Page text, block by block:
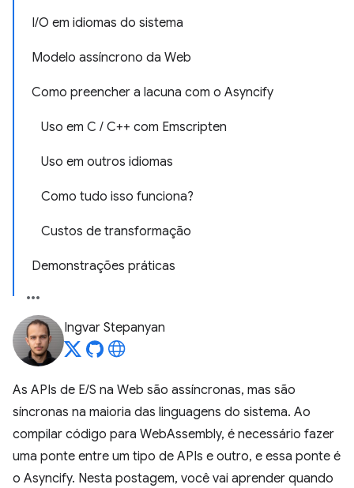
I/O em idiomas do sistema
Modelo assíncrono da Web
Como preencher a lacuna com o Asyncify
Uso em C / C++ com Emscripten
Uso em outros idiomas
Como tudo isso funciona?
Custos de transformação
Demonstrações práticas
Ingvar Stepanyan
As APIs de E/S na Web são assíncronas, mas são
síncronas na maioria das linguagens do sistema. Ao
compilar código para WebAssembly, é necessário fazer
uma ponte entre um tipo de APIs e outro, e essa ponte é
o Asyncify. Nesta postagem, você vai aprender quando